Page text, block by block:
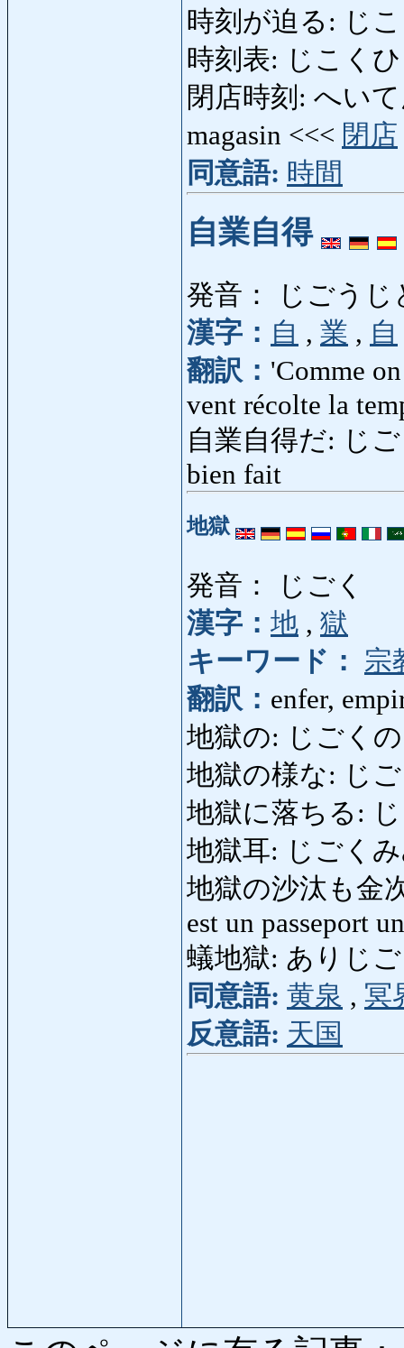
時刻が迫る: じ
時刻表: じこく
閉店時刻: へいて
magasin <<< 閉店
同意語: 時間
自業自得
発音： じごうじ
漢字： 自 , 業 , 自
翻訳： 'Comme
vent récolte la
自業自得だ: じ
bien fait
地獄
発音： じごく
漢字： 地 , 獄
キーワード：
宗
翻訳： enfer,
地獄の: じごく
地獄の様な: じ
地獄に落ちる:
地獄耳: じごく
地獄の沙汰も金
est un passeport
蟻地獄: ありじ
同意語: 黄泉 , 冥
反意語: 天国